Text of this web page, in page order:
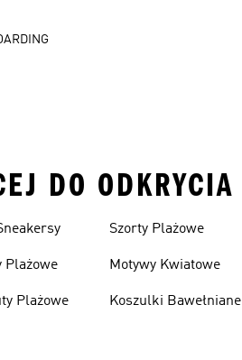
DO ODKRYCIA
Plażowe
Plażowe
Szorty Plażowe
Motywy Kwiatowe
Koszulki Bawełniane